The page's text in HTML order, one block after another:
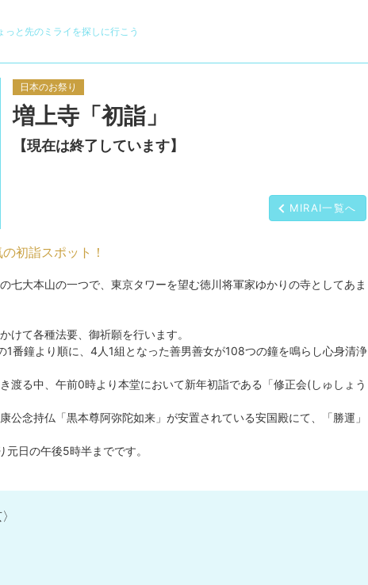
っと先のミライを探しに行こう
日本のお祭り
増上寺「初詣」
【現在は終了しています】
MIRAI一覧へ
初詣スポット！
七大本山の一つで、東京タワーを望む徳川将軍家ゆかりの寺としてあま
けて各種法要、御祈願を行います。
1番鐘より順に、4人1組となった善男善女が108つの鐘を鳴らし心身清浄
渡る中、午前0時より本堂において新年初詣である「修正会(しゅしょう
公念持仏「黒本尊阿弥陀如来」が安置されている安国殿にて、「勝運」
日の午後5時半までです。